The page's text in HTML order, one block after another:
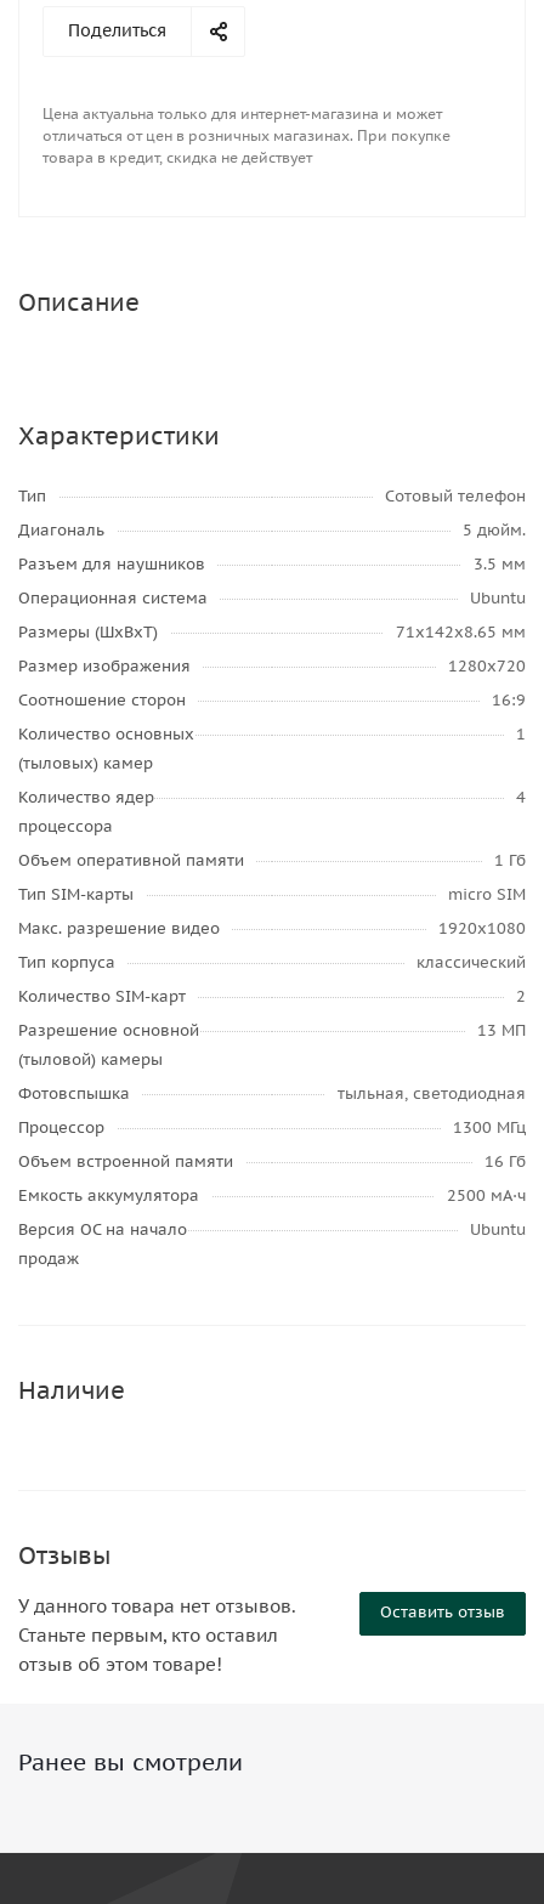
Поделиться
Цена актуальна только для интернет-магазина и может
отличаться от цен в розничных магазинах. При покупке
товара в кредит, скидка не действует
Описание
Характеристики
Тип
Сотовый телефон
Диагональ
5 дюйм.
Разъем для наушников
3.5 мм
Операционная система
Ubuntu
Размеры (ШxВxТ)
71x142x8.65 мм
Размер изображения
1280x720
Соотношение сторон
16:9
Количество основных
(тыловых) камер
1
Количество ядер
процессора
4
Объем оперативной памяти
1 Гб
Тип SIM-карты
micro SIM
Макс. разрешение видео
1920x1080
Тип корпуса
классический
Количество SIM-карт
2
Разрешение основной
(тыловой) камеры
13 МП
Фотовспышка
тыльная, светодиодная
Процессор
1300 МГц
Объем встроенной памяти
16 Гб
Емкость аккумулятора
2500 мА⋅ч
Версия ОС на начало
продаж
Ubuntu
Наличие
Отзывы
Оставить отзыв
У данного товара нет отзывов.
Станьте первым, кто оставил
отзыв об этом товаре!
Ранее вы смотрели